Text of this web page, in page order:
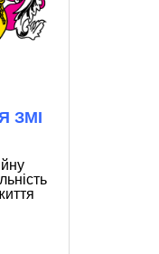
ЗМІ